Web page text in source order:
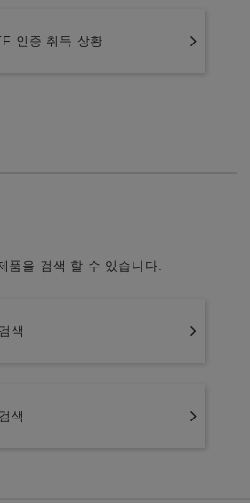
인증 취득 상황
품을 검색 할 수 있습니다.
색
색